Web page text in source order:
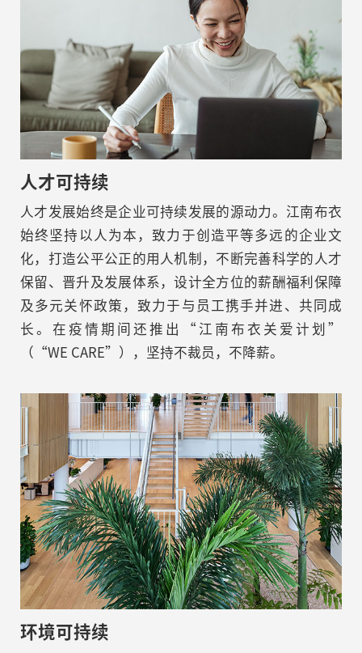
人才可持续
人才发展始终是企业可持续发展的源动力。江南布衣
始终坚持以人为本，致力于创造平等多远的企业文
化，打造公平公正的用人机制，不断完善科学的人才
保留、晋升及发展体系，设计全方位的薪酬福利保障
及多元关怀政策，致力于与员工携手并进、共同成
长。在疫情期间还推出“江南布衣关爱计划”
（“WE CARE”），坚持不裁员，不降薪。
环境可持续